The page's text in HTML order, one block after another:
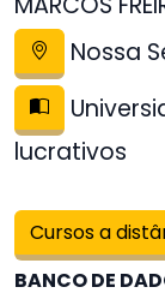
Nossa
lucrativos
Cursos a
BANCO DE